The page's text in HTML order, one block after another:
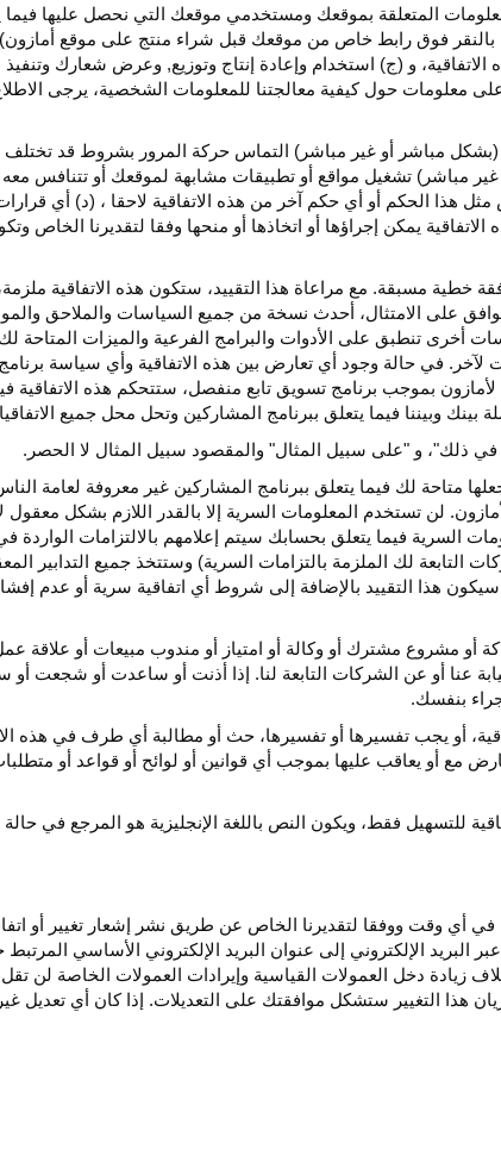
المتعلقة بموقعك ومستخدمي موقعك التي نحصل عليها فيما
بالنقر فوق رابط خاص من موقعك قبل شراء منتج على موقع
و (ج) استخدام وإعادة إنتاج وتوزيع, وعرض شعارك
معلومات حول كيفية معالجتنا للمعلومات الشخصية، يرجى
(بشكل مباشر أو غير مباشر) التماس حركة المرور بشروط قد
غير مباشر) تشغيل مواقع أو تطبيقات مشابهة لموقعك أو تتنافس
هذا الحكم أو أي حكم آخر من هذه الاتفاقية لاحقا ، (د) أي
يمكن إجراؤها أو اتخاذها أو منحها وفقا لتقديرنا الخاص
خطية مسبقة. مع مراعاة هذا التقييد، ستكون هذه الاتفاقية
على الامتثال، أحدث نسخة من جميع السياسات والملاحق
أخرى تنطبق على الأدوات والبرامج الفرعية والميزات المتاحة
في حالة وجود أي تعارض بين هذه الاتفاقية وأي سياسة
بموجب برنامج تسويق تابع منفصل، ستتحكم هذه الاتفاقية
بينك وبيننا فيما يتعلق ببرنامج المشاركين وتحل محل جميع
ذلك"، و "على سبيل المثال" والمقصود سبيل المثال لا الحصر.
متاحة لك فيما يتعلق ببرنامج المشاركين غير معروفة لعامة
لن تستخدم المعلومات السرية إلا بالقدر اللازم بشكل معقول
السرية فيما يتعلق بحسابك سيتم إعلامهم بالالتزامات
لك الملزمة بالتزامات السرية) وستتخذ جميع التدابير
هذا التقييد بالإضافة إلى شروط أي اتفاقية سرية أو عدم
أو مشروع مشترك أو وكالة أو امتياز أو مندوب مبيعات أو علاقة
عنا أو عن الشركات التابعة لنا. إذا أذنت أو ساعدت أو شجعت أو
بنفسك.
أو يجب تفسيرها أو تفسيرها، حث أو مطالبة أي طرف في هذه
مع أو يعاقب عليها بموجب أي قوانين أو لوائح أو قواعد أو
للتسهيل فقط، ويكون النص باللغة الإنجليزية هو المرجع في حالة
أي وقت ووفقا لتقديرنا الخاص عن طريق نشر إشعار تغيير أو
الإلكتروني إلى عنوان البريد الإلكتروني الأساسي
زيادة دخل العمولات القياسية وإيرادات العمولات الخاصة لن
هذا التغيير ستشكل موافقتك على التعديلات. إذا كان أي تعديل